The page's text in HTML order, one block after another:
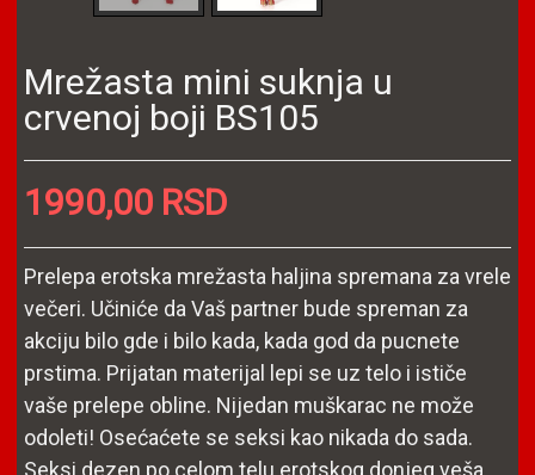
Mrežasta mini suknja u
crvenoj boji BS105
1990,00 RSD
Prelepa erotska mrežasta haljina spremana za vrele
večeri. Učiniće da Vaš partner bude spreman za
akciju bilo gde i bilo kada, kada god da pucnete
prstima. Prijatan materijal lepi se uz telo i ističe
vaše prelepe obline. Nijedan muškarac ne može
odoleti! Osećaćete se seksi kao nikada do sada.